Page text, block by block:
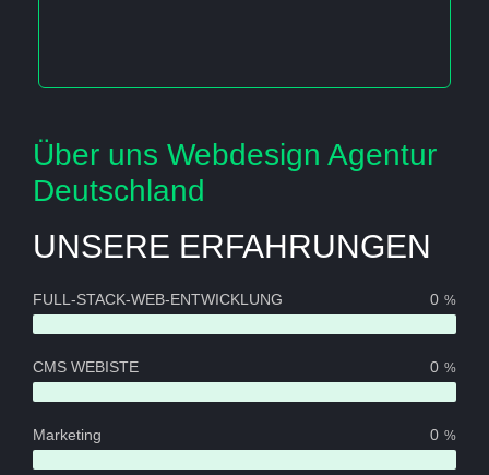
Über uns Webdesign Agentur
Deutschland
UNSERE ERFAHRUNGEN
FULL-STACK-WEB-ENTWICKLUNG 0 %
CMS WEBISTE 0 %
Marketing 0 %